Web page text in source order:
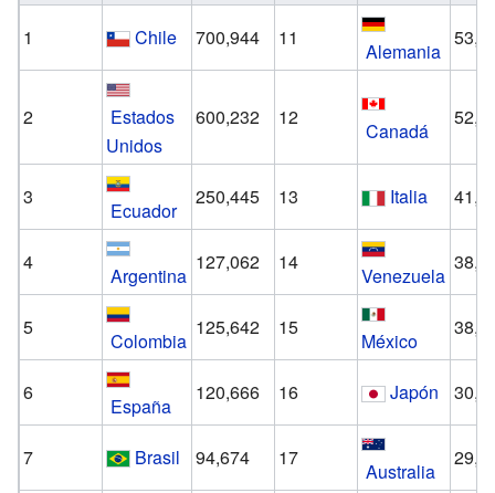
1
Chile 700,944 11
Alemania
2
Estados
Unidos
600,232 12
Canadá
3
Ecuador
250,445 13 Italia
4
Argentina
127,062 14
Venezuela
5
Colombia
125,642 15
México
6
España
120,666 16 Japón
7 Brasil 94,674 17
Australia